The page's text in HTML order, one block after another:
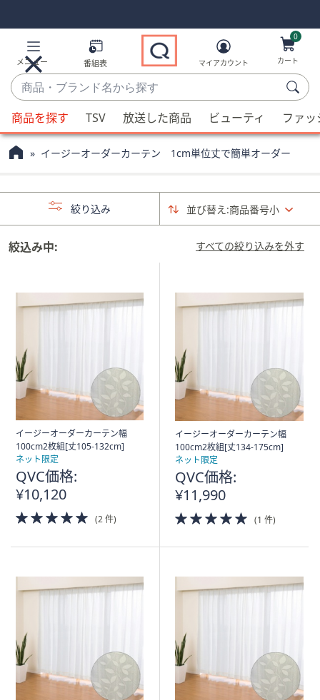
Links
Links2
メニュー 番組表
商
品・
ブ
ラ
ン
す
候
補
が
利
可
な
場
下
キ
ー
ま
た
は
タ
ッ
チ
デ
バ
左
ス
ワ
マイアカウント
0
カート
商品を探す TSV 放送した商品 ビューティ ファ
イージーオーダーカーテン 1cm単位丈で簡単オーダー
並び替え:商品番号小
絞り込み
すべての絞り込みを外す
絞込み中:
イージーオーダーカーテン幅
100cm2枚組[丈105-132cm]
ネット限定
QVC価格:
¥10,120
5.0
of
(2 件)
イージーオーダーカーテン幅
100cm2枚組[丈134-175cm]
ネット限定
QVC価格:
¥11,990
5.0
of
(1 件)